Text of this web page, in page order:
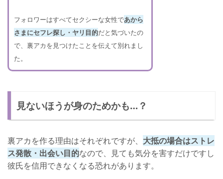
フォロワーはすべてセクシーな女性であから
さまにセフレ探し・ヤリ目的だと気づいたの
で、裏アカを見つけたことを伝えて別れまし
た。
見ないほうが身のためかも…？
裏アカを作る理由はそれぞれですが、 大抵の場合はストレ
ス発散・出会い目的なので、見ても気分を害すだけですし
彼氏を信用できなくなる恐れがあります。